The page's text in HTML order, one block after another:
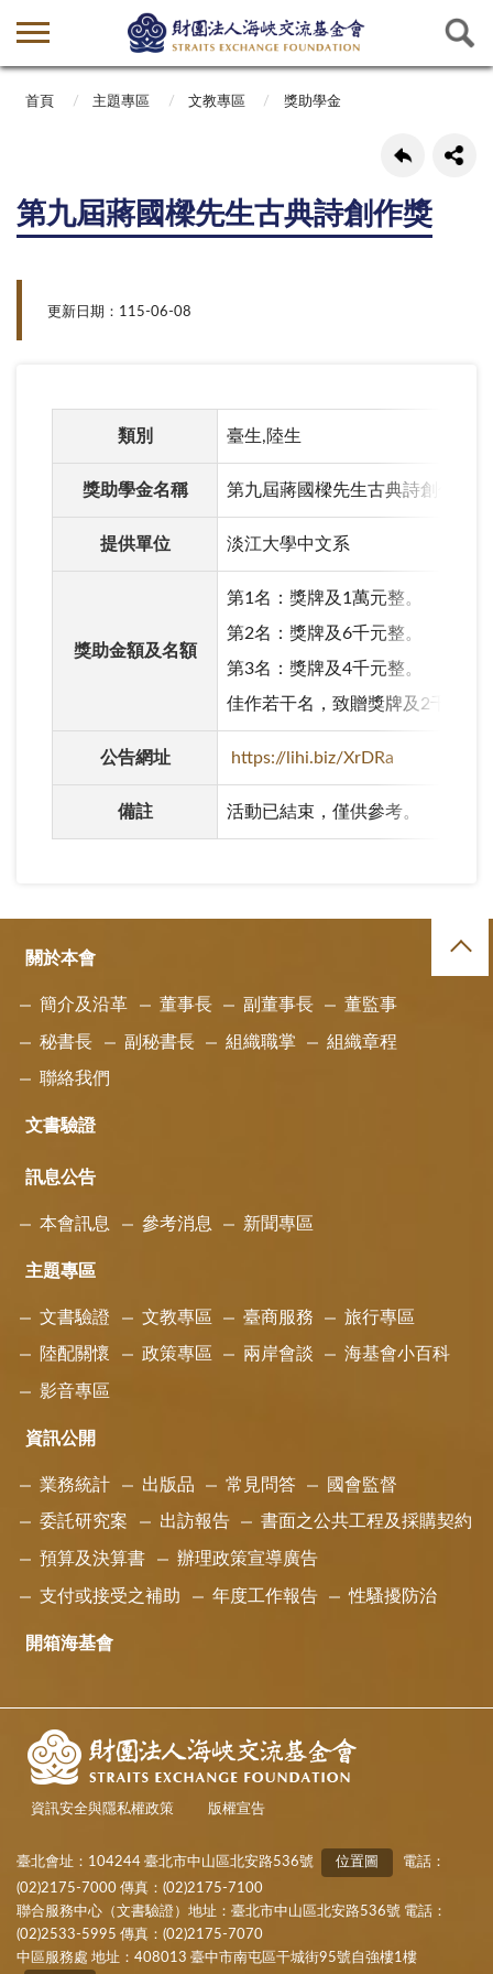
首頁 主題專區 文教專區 獎助學金
第九屆蔣國樑先生古典詩創作獎
更新日期：115-06-08
類別 臺生,陸生
獎助學金名稱 第九屆蔣國樑先生古典詩創作獎
提供單位 淡江大學中文系
獎助金額及名額
第1名：獎牌及1萬元整。
第2名：獎牌及6千元整。
第3名：獎牌及4千元整。
佳作若干名，致贈獎牌及2千元整
公告網址 https://lihi.biz/XrDRa
備註 活動已結束，僅供參考。
關於本會
簡介及沿革 董事長 副董事長 董監事
秘書長 副秘書長 組織職掌 組織章程
聯絡我們
文書驗證
訊息公告
本會訊息 參考消息 新聞專區
主題專區
文書驗證 文教專區 臺商服務 旅行專區
陸配關懷 政策專區 兩岸會談 海基會小百科
影音專區
資訊公開
業務統計 出版品 常見問答 國會監督
委託研究案 出訪報告 書面之公共工程及採購契約
預算及決算書 辦理政策宣導廣告
支付或接受之補助 年度工作報告 性騷擾防治
開箱海基會
資訊安全與隱私權政策 版權宣告
臺北會址：104244 臺北市中山區北安路536號 位置圖
電話：
(02)2175-7000 傳真：(02)2175-7100
聯合服務中心（文書驗證）地址：臺北市中山區北安路536號 電話：
(02)2533-5995 傳真：(02)2175-7070
中區服務處 地址：408013 臺中市南屯區干城街95號自強樓1樓